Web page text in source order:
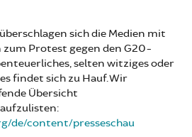
sich die Medien mit
Protest gegen den G20-
selten witziges oder
findet sich zu Hauf. Wir
Übersicht
de/content/presseschau